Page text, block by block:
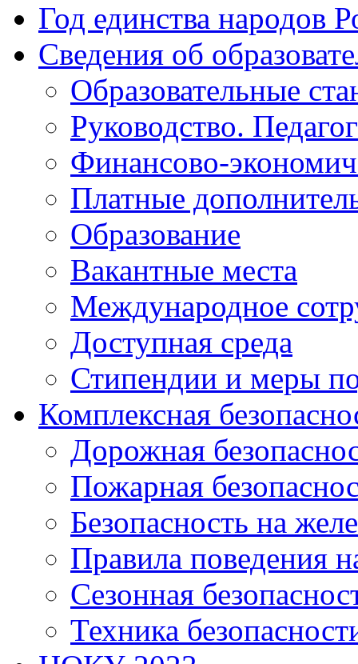
Год единства народов
Сведения об
Образовательные
Руководство.
Финансово-
Платные
Образование
Вакантные места
Международное
Доступная среда
Стипендии и меры
Комплексная
Дорожная
Пожарная
Безопасность на
Правила поведения
Сезонная
Техника